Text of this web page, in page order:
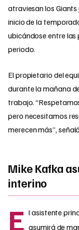
atraviesan los
inicio de la
ubicándose entre
periodo.
El propietario del
durante la mañana
trabajo.
pero necesitamos
merecen más”,
Mike Kafka
interino
E l asistente
asumirá de